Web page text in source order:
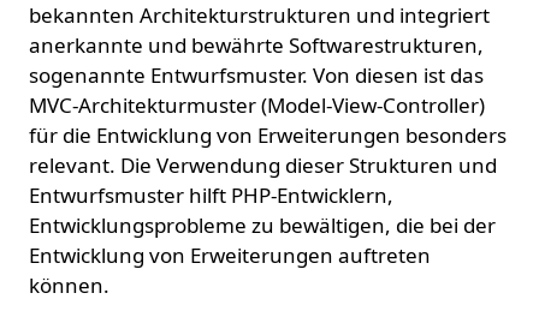
bekannten Architekturstrukturen und integriert
anerkannte und bewährte Softwarestrukturen,
sogenannte Entwurfsmuster. Von diesen ist das
MVC-Architekturmuster (Model-View-Controller)
für die Entwicklung von Erweiterungen besonders
relevant. Die Verwendung dieser Strukturen und
Entwurfsmuster hilft PHP-Entwicklern,
Entwicklungsprobleme zu bewältigen, die bei der
Entwicklung von Erweiterungen auftreten
können.